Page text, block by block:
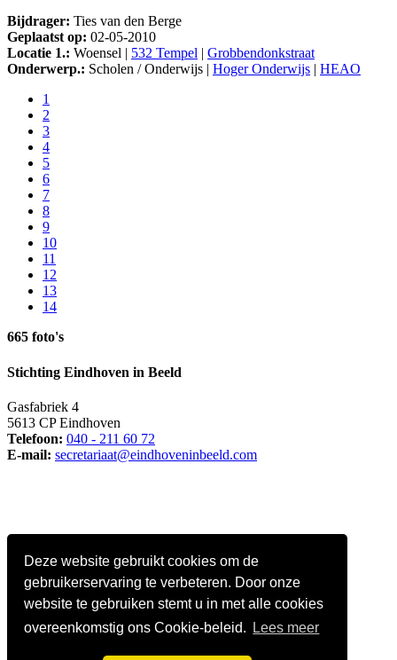
Deze website gebruikt cookies om de
gebruikerservaring te verbeteren. Door onze
website te gebruiken stemt u in met alle cookies
overeenkomstig ons Cookie-beleid.
Lees meer
Bijdrager: Ties van den Berge
Geplaatst op: 02-05-2010
Locatie 1.: Woensel | 532 Tempel | Grobbendonkstraat
Onderwerp.: Scholen / Onderwijs | Hoger Onderwijs | HEAO
1
2
3
4
5
6
7
8
9
10
11
12
13
14
665 foto's
Stichting Eindhoven in Beeld
Gasfabriek 4
5613 CP Eindhoven
Telefoon: 040 - 211 60 72
E-mail: secretariaat@eindhoveninbeeld.com